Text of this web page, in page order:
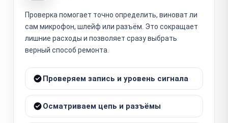
Проверка помогает точно определить, виноват ли
сам микрофон, шлейф или разъём. Это сокращает
лишние расходы и позволяет сразу выбрать
верный способ ремонта.
Проверяем запись и уровень сигнала
Осматриваем цепь и разъёмы